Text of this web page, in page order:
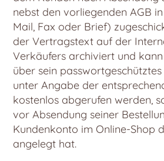
nebst den vorliegenden AGB
Mail, Fax oder Brief)
der Vertragstext auf der
Verkäufers archiviert und
über sein
unter Angabe der
kostenlos abgerufen werden,
vor Absendung seiner
Kundenkonto im Online-Shop
angelegt hat.